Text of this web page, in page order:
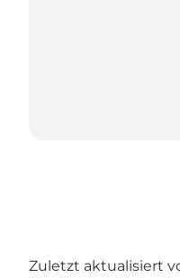
Zuletzt aktualisiert